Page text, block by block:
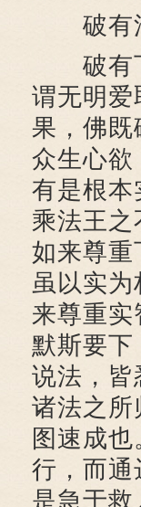
破有法
破有下
谓无明爱
果，佛既
众生心欲
有是根本
乘法王
如来尊重
虽以实为
来尊重
默斯要下
说法，皆
诸法之所
图速成
行，而通
是急于